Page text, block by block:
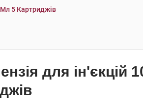
5 Картриджів
для ін'єкцій